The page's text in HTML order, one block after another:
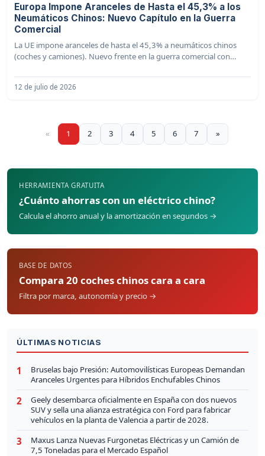
Europa Impone Aranceles de Hasta el 45,3% a los
Neumáticos Chinos: Nuevo Capítulo en la Guerra
Comercial
La UE impone aranceles de hasta el 45,3% a neumáticos chinos
(coches y camiones). Nuevo frente en la guerra comercial con
12 de julio de 2026
« 1 2 3 4 5 6 7 »
HERRAMIENTA GRATUITA
¿Cuánto ahorras con un eléctrico chino?
Calcula el ahorro anual y la amortización en segundos →
BASE DE DATOS
Compara 20 coches chinos cara a cara
Filtra por marca, autonomía y precio →
ÚLTIMAS NOTICIAS
1
Bruselas bajo Presión: Automovilísticas Europeas Demandan
Aranceles Urgentes para Híbridos Enchufables Chinos
2
Geely desembarca oficialmente en España con dos nuevos
SUV y sella una alianza estratégica con Ford para fabricar
vehículos en la planta de Valencia a partir de 2028.
3
Maxus Lanza Nuevas Furgonetas Eléctricas y un Camión de
7,5 Toneladas para el Mercado Español